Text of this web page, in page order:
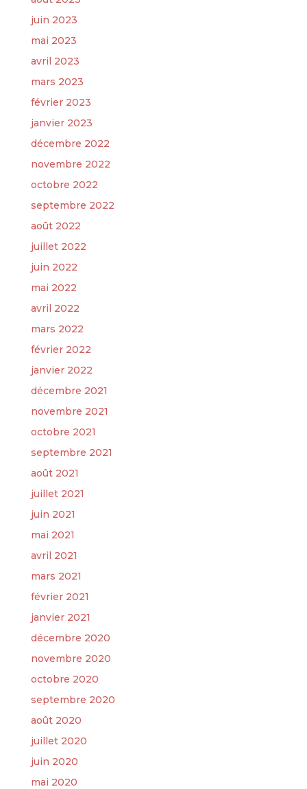
juin 2023
mai 2023
avril 2023
mars 2023
février 2023
janvier 2023
décembre 2022
novembre 2022
octobre 2022
septembre 2022
août 2022
juillet 2022
juin 2022
mai 2022
avril 2022
mars 2022
février 2022
janvier 2022
décembre 2021
novembre 2021
octobre 2021
septembre 2021
août 2021
juillet 2021
juin 2021
mai 2021
avril 2021
mars 2021
février 2021
janvier 2021
décembre 2020
novembre 2020
octobre 2020
septembre 2020
août 2020
juillet 2020
juin 2020
mai 2020